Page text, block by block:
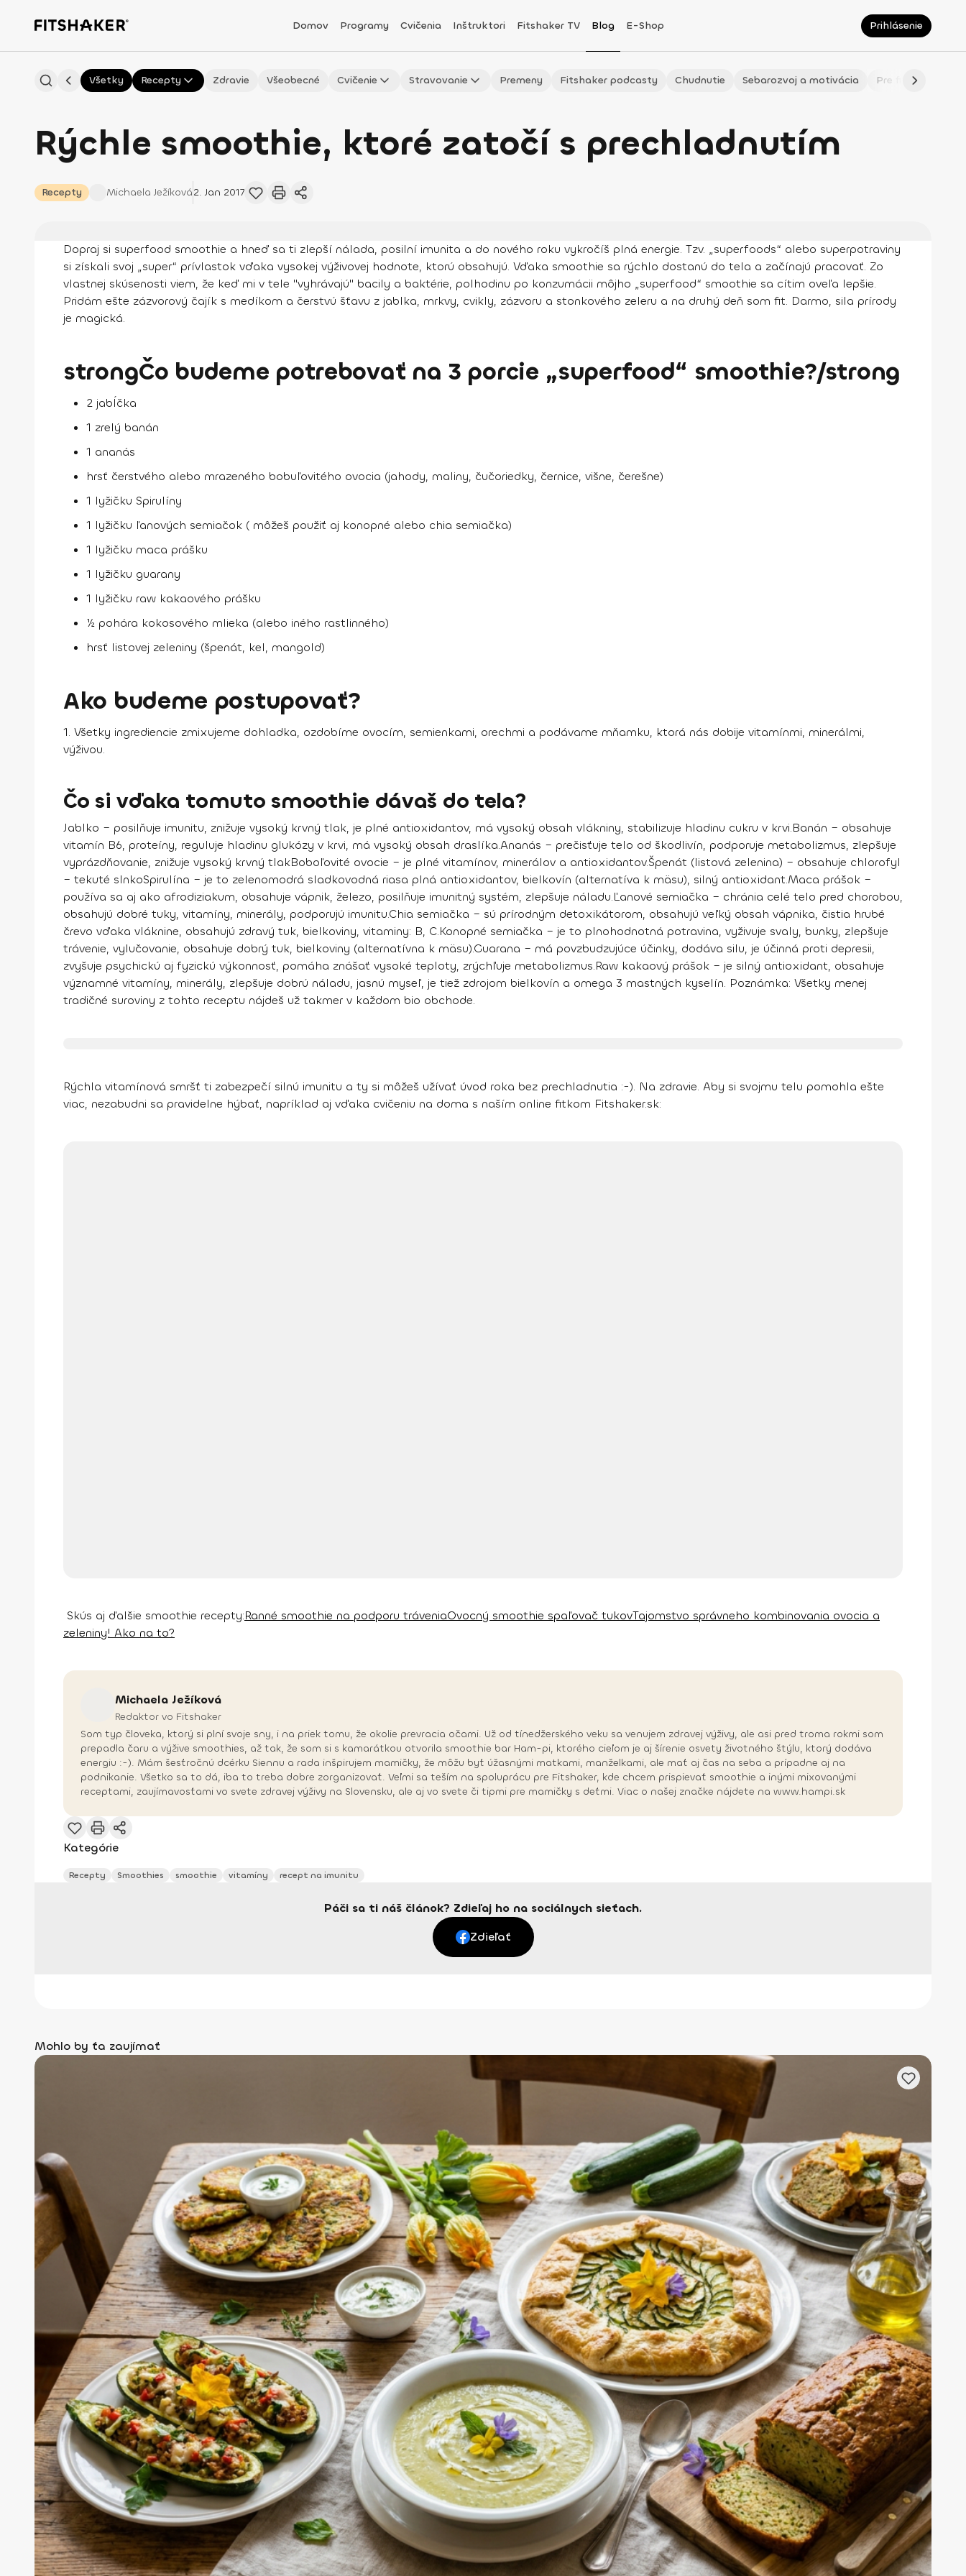
Domov Programy Cvičenia Inštruktori Fitshaker TV Blog E-Shop Prihlásenie
Všetky Recepty Zdravie Všeobecné Cvičenie Stravovanie Premeny Fitshaker podcasty Chudnutie Sebarozvoj a motivácia Pre fitmaminky
Rýchle smoothie, ktoré zatočí s prechladnutím
Recepty Michaela Ježíková2. Jan 2017
Dopraj si superfood smoothie a hneď sa ti zlepší nálada, posilní imunita a do nového roku vykročíš plná energie. Tzv. „superfoods“ alebo superpotraviny
si získali svoj „super“ prívlastok vďaka vysokej výživovej hodnote, ktorú obsahujú. Vďaka smoothie sa rýchlo dostanú do tela a začínajú pracovať. Zo
vlastnej skúsenosti viem, že keď mi v tele "vyhrávajú" bacily a baktérie, polhodinu po konzumácii môjho „superfood“ smoothie sa cítim oveľa lepšie.
Pridám ešte zázvorový čajík s medíkom a čerstvú šťavu z jablka, mrkvy, cvikly, zázvoru a stonkového zeleru a na druhý deň som fit. Darmo, sila prírody
je magická.
strongČo budeme potrebovať na 3 porcie „superfood“ smoothie?/strong
2 jabĺčka
1 zrelý banán
1 ananás
hrsť čerstvého alebo mrazeného bobuľovitého ovocia (jahody, maliny, čučoriedky, černice, višne, čerešne)
1 lyžičku Spirulíny
1 lyžičku ľanových semiačok ( môžeš použiť aj konopné alebo chia semiačka)
1 lyžičku maca prášku
1 lyžičku guarany
1 lyžičku raw kakaového prášku
½ pohára kokosového mlieka (alebo iného rastlinného)
hrsť listovej zeleniny (špenát, kel, mangold)
Ako budeme postupovať?
1. Všetky ingrediencie zmixujeme dohladka, ozdobíme ovocím, semienkami, orechmi a podávame mňamku, ktorá nás dobije vitamínmi, minerálmi,
výživou.
Čo si vďaka tomuto smoothie dávaš do tela?
Jablko – posilňuje imunitu, znižuje vysoký krvný tlak, je plné antioxidantov, má vysoký obsah vlákniny, stabilizuje hladinu cukru v krvi.Banán – obsahuje
vitamín B6, proteíny, reguluje hladinu glukózy v krvi, má vysoký obsah draslíka.Ananás – prečisťuje telo od škodlivín, podporuje metabolizmus, zlepšuje
vyprázdňovanie, znižuje vysoký krvný tlakBoboľovité ovocie – je plné vitamínov, minerálov a antioxidantov.Špenát (listová zelenina) – obsahuje chlorofyl
– tekuté slnkoSpirulína – je to zelenomodrá sladkovodná riasa plná antioxidantov, bielkovín (alternatíva k mäsu), silný antioxidant.Maca prášok –
používa sa aj ako afrodiziakum, obsahuje vápnik, železo, posilňuje imunitný systém, zlepšuje náladu.Ľanové semiačka – chránia celé telo pred chorobou,
obsahujú dobré tuky, vitamíny, minerály, podporujú imunitu.Chia semiačka – sú prírodným detoxikátorom, obsahujú veľký obsah vápnika, čistia hrubé
črevo vďaka vláknine, obsahujú zdravý tuk, bielkoviny, vitaminy: B, C.Konopné semiačka – je to plnohodnotná potravina, vyživuje svaly, bunky, zlepšuje
trávenie, vylučovanie, obsahuje dobrý tuk, bielkoviny (alternatívna k mäsu).Guarana – má povzbudzujúce účinky, dodáva silu, je účinná proti depresii,
zvyšuje psychickú aj fyzickú výkonnosť, pomáha znášať vysoké teploty, zrýchľuje metabolizmus.Raw kakaový prášok – je silný antioxidant, obsahuje
významné vitamíny, minerály, zlepšuje dobrú náladu, jasnú myseľ, je tiež zdrojom bielkovín a omega 3 mastných kyselín. Poznámka: Všetky menej
tradičné suroviny z tohto receptu nájdeš už takmer v každom bio obchode.
Rýchla vitamínová smršť ti zabezpečí silnú imunitu a ty si môžeš užívať úvod roka bez prechladnutia :-). Na zdravie. Aby si svojmu telu pomohla ešte
viac, nezabudni sa pravidelne hýbať, napríklad aj vďaka cvičeniu na doma s naším online fitkom Fitshaker.sk:
Skús aj ďalšie smoothie recepty:Ranné smoothie na podporu tráveniaOvocný smoothie spaľovač tukovTajomstvo správneho kombinovania ovocia a
zeleniny! Ako na to?
Michaela Ježíková
Redaktor vo Fitshaker
Som typ človeka, ktorý si plní svoje sny, i na priek tomu, že okolie prevracia očami. Už od tínedžerského veku sa venujem zdravej výživy, ale asi pred troma rokmi som
prepadla čaru a výžive smoothies, až tak, že som si s kamarátkou otvorila smoothie bar Ham-pi, ktorého cieľom je aj šírenie osvety životného štýlu, ktorý dodáva
energiu :-). Mám šesťročnú dcérku Siennu a rada inšpirujem mamičky, že môžu byť úžasnými matkami, manželkami, ale mať aj čas na seba a prípadne aj na
podnikanie. Všetko sa to dá, iba to treba dobre zorganizovať. Veľmi sa teším na spoluprácu pre Fitshaker, kde chcem prispievať smoothie a inými mixovanými
receptami, zaujímavosťami vo svete zdravej výživy na Slovensku, ale aj vo svete či tipmi pre mamičky s deťmi. Viac o našej značke nájdete na www.hampi.sk
Kategórie
Recepty Smoothies smoothie vitamíny recept na imunitu
Páči sa ti náš článok? Zdieľaj ho na sociálnych sieťach.
Zdieľať
Mohlo by ťa zaujímať